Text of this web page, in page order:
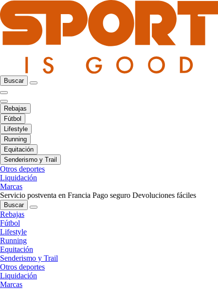
Buscar
Rebajas
Fútbol
Lifestyle
Running
Equitación
Senderismo y Trail
Otros deportes
Liquidación
Marcas
Servicio postventa en Francia Pago seguro Devoluciones fáciles
Buscar
Rebajas
Fútbol
Lifestyle
Running
Equitación
Senderismo y Trail
Otros deportes
Liquidación
Marcas